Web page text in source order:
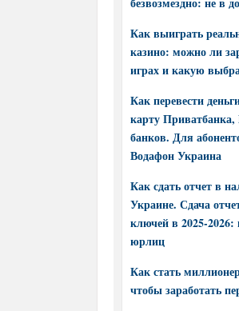
Как выиграть
казино: можно ли
играх и какую
Как перевести
карту
банков. Для
Водафон Украина
Как сдать отчет в
Украине. Сдача
ключей в 2025-
юрлиц
Как стать
чтобы заработать